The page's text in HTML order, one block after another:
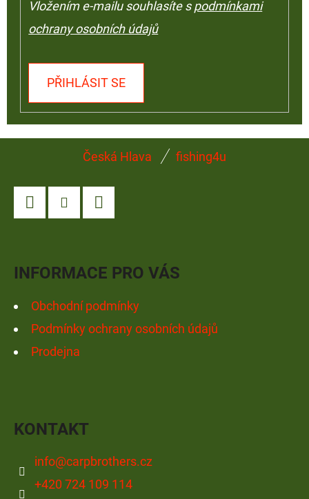
Vložením e-mailu souhlasíte spodmínkami
ochrany osobních údajů
PŘIHLÁSIT SE
Česká Hlava fishing4u
INFORMACE PRO VÁS
Obchodní podmínky
Podmínky ochrany osobních údajů
Prodejna
KONTAKT
info@carpbrothers.cz
+420 724 109 114